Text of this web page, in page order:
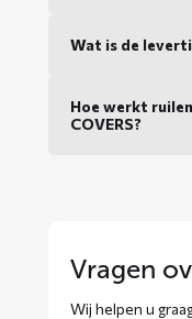
Wat is de
Hoe werkt
COVERS?
Vragen
Wij helpen u